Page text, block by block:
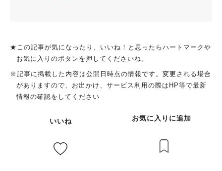
★この記事が気になったり、いいね！と思ったらハートマークや
お気に入りのボタンを押してくださいね。
※記事に掲載した内容は公開日時点の情報です。変更される場合
がありますので、お出かけ、サービス利用の際はHP等で最新
情報の確認をしてください
いいね お気に入りに追加